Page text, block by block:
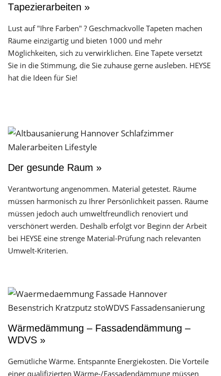
Tapezierarbeiten »
Lust auf "Ihre Farben" ? Geschmackvolle Tapeten machen
Räume einzigartig und bieten 1000 und mehr
Möglichkeiten, sich zu verwirklichen. Eine Tapete versetzt
Sie in die Stimmung, die Sie zuhause gerne ausleben. HEYSE
hat die Ideen für Sie!
Der gesunde Raum »
Verantwortung angenommen. Material getestet. Räume
müssen harmonisch zu Ihrer Persönlichkeit passen. Räume
müssen jedoch auch umweltfreundlich renoviert und
verschönert werden. Deshalb erfolgt vor Beginn der Arbeit
bei HEYSE eine strenge Material-Prüfung nach relevanten
Umwelt-Kriterien.
Wärmedämmung – Fassadendämmung –
WDVS »
Gemütliche Wärme. Entspannte Energiekosten. Die Vorteile
einer qualifizierten Wärme-/Fassadendämmung müssen